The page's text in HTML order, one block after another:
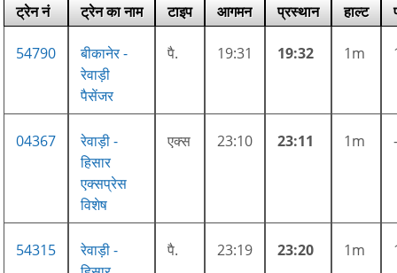
ट्रेन नं ट्रेन का नाम टाइप आगमन प्रस्थान हाल्ट
54790
बीकानेर -
रेवाड़ी
पैसेंजर
पै. 19:31 19:32 1m
04367
रेवाड़ी -
हिसार
एक्सप्रेस
विशेष
एक्स 23:10 23:11 1m
54315
रेवाड़ी -
पै. 23:19 23:20 1m